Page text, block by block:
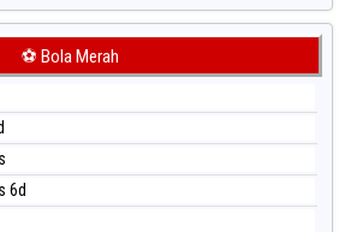
6d
6d
⚽ Bola Merah
6d